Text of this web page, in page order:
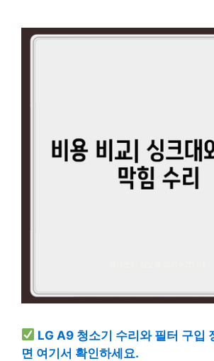
LG A9 청소기 수리와 필터 구입
면 여기서 확인하세요.